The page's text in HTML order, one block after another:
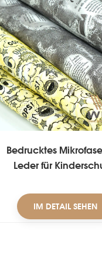
Bedrucktes
Leder für
IM DETAIL SEHEN